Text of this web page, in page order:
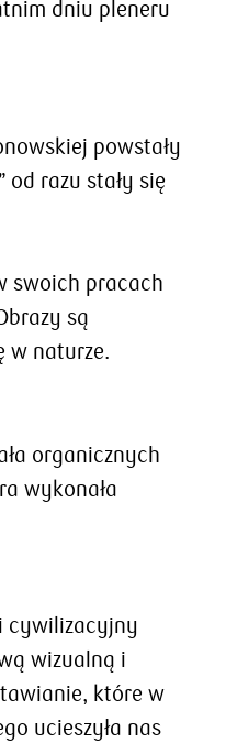
dniu pleneru
powstały
razu stały się
swoich pracach
są
w naturze.
organicznych
wykonała
cywilizacyjny
wizualną i
które w
ucieszyła nas